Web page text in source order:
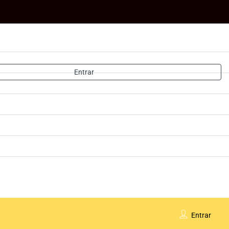
Entrar
Entrar